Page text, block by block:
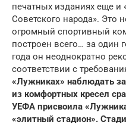
печатных изданиях еще и
Советского народа». Это
огромный спортивный
построен всего… за один
года он неоднократно
соответствии с
«Лужниках» наблюдать
из комфортных кресел
УЕФА присвоила
«элитный стадион».